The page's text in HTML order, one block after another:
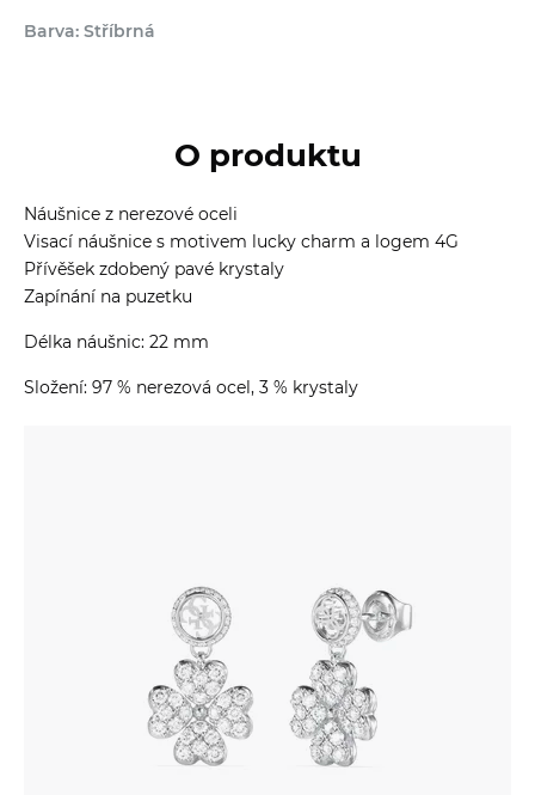
Barva: Stříbrná
O produktu
Náušnice z nerezové oceli
Visací náušnice s motivem lucky charm a logem 4G
Přívěšek zdobený pavé krystaly
Zapínání na puzetku
Délka náušnic: 22 mm
Složení: 97 % nerezová ocel, 3 % krystaly